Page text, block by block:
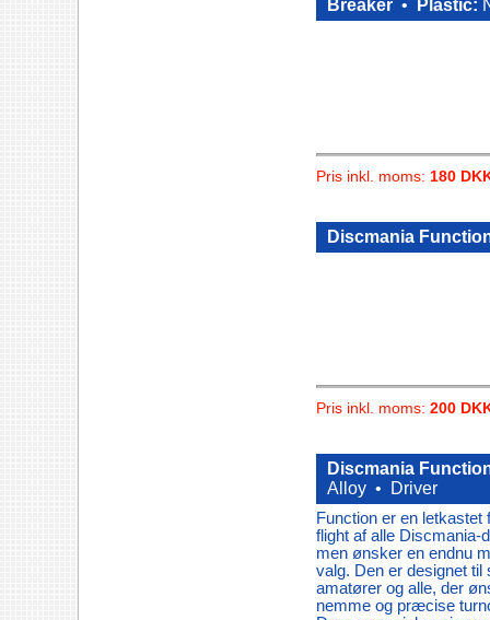
Breaker • Plastic:
Pris inkl. moms: 180
Discmania
Pris inkl. moms: 200
Discmania
Alloy •
Driver
Function er en
flight af alle Discmania-
men ønsker en endnu
valg. Den er designet til
amatører og alle, der
nemme og præcise